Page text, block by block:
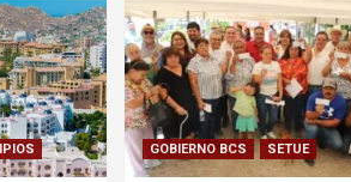
GOBIERNO BCS SETUE